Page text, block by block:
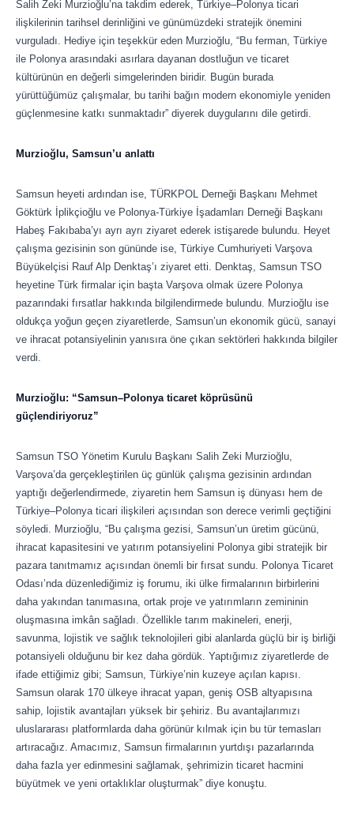
Salih Zeki Murzioğlu’na takdim ederek, Türkiye–Polonya ticari
ilişkilerinin tarihsel derinliğini ve günümüzdeki stratejik önemini
vurguladı. Hediye için teşekkür eden Murzioğlu, “Bu ferman, Türkiye
ile Polonya arasındaki asırlara dayanan dostluğun ve ticaret
kültürünün en değerli simgelerinden biridir. Bugün burada
yürüttüğümüz çalışmalar, bu tarihi bağın modern ekonomiyle yeniden
güçlenmesine katkı sunmaktadır” diyerek duygularını dile getirdi.
Murzioğlu, Samsun’u anlattı
Samsun heyeti ardından ise, TÜRKPOL Derneği Başkanı Mehmet
Göktürk İplikçioğlu ve Polonya-Türkiye İşadamları Derneği Başkanı
Habeş Fakıbaba’yı ayrı ayrı ziyaret ederek istişarede bulundu. Heyet
çalışma gezisinin son gününde ise, Türkiye Cumhuriyeti Varşova
Büyükelçisi Rauf Alp Denktaş’ı ziyaret etti. Denktaş, Samsun TSO
heyetine Türk firmalar için başta Varşova olmak üzere Polonya
pazarındaki fırsatlar hakkında bilgilendirmede bulundu. Murzioğlu ise
oldukça yoğun geçen ziyaretlerde, Samsun’un ekonomik gücü, sanayi
ve ihracat potansiyelinin yanısıra öne çıkan sektörleri hakkında bilgiler
verdi.
Murzioğlu: “Samsun–Polonya ticaret köprüsünü
güçlendiriyoruz”
Samsun TSO Yönetim Kurulu Başkanı Salih Zeki Murzioğlu,
Varşova’da gerçekleştirilen üç günlük çalışma gezisinin ardından
yaptığı değerlendirmede, ziyaretin hem Samsun iş dünyası hem de
Türkiye–Polonya ticari ilişkileri açısından son derece verimli geçtiğini
söyledi. Murzioğlu, “Bu çalışma gezisi, Samsun’un üretim gücünü,
ihracat kapasitesini ve yatırım potansiyelini Polonya gibi stratejik bir
pazara tanıtmamız açısından önemli bir fırsat sundu. Polonya Ticaret
Odası’nda düzenlediğimiz iş forumu, iki ülke firmalarının birbirlerini
daha yakından tanımasına, ortak proje ve yatırımların zemininin
oluşmasına imkân sağladı. Özellikle tarım makineleri, enerji,
savunma, lojistik ve sağlık teknolojileri gibi alanlarda güçlü bir iş birliği
potansiyeli olduğunu bir kez daha gördük. Yaptığımız ziyaretlerde de
ifade ettiğimiz gibi; Samsun, Türkiye’nin kuzeye açılan kapısı.
Samsun olarak 170 ülkeye ihracat yapan, geniş OSB altyapısına
sahip, lojistik avantajları yüksek bir şehiriz. Bu avantajlarımızı
uluslararası platformlarda daha görünür kılmak için bu tür temasları
artıracağız. Amacımız, Samsun firmalarının yurtdışı pazarlarında
daha fazla yer edinmesini sağlamak, şehrimizin ticaret hacmini
büyütmek ve yeni ortaklıklar oluşturmak” diye konuştu.